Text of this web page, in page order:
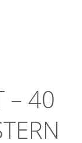
– 40